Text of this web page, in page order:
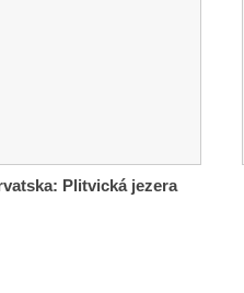
Plitvická jezera